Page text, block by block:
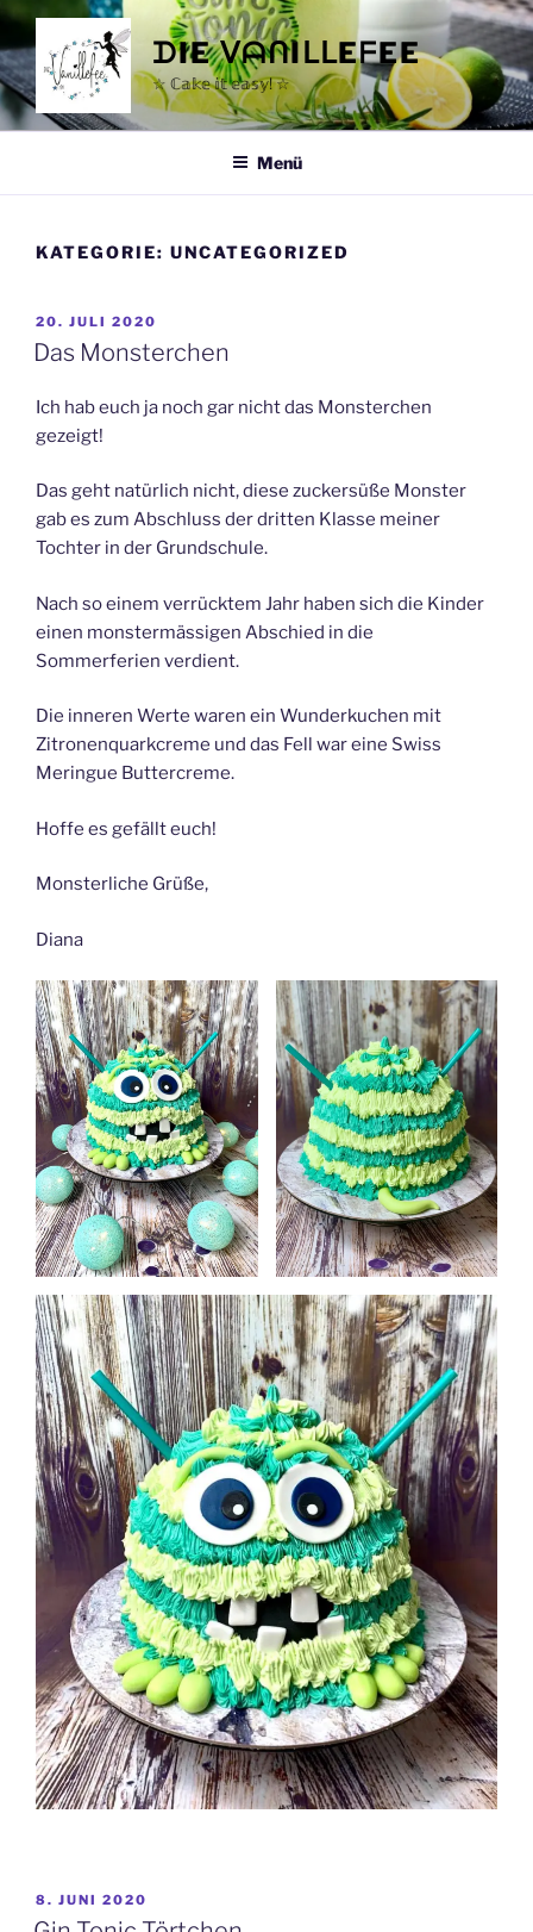
Zum
Inhalt
springen
ᗪIE ᐯᗩᑎIᒪᒪEᖴEE
☆ ℂ𝕒𝕜𝕖 𝕚𝕥 𝕖𝕒𝕤𝕪! ☆
Menü
KATEGORIE: UNCATEGORIZED
VERÖFFENTLICHT
AM
20. JULI 2020
Das Monsterchen
Ich hab euch ja noch gar nicht das Monsterchen
gezeigt!
Das geht natürlich nicht, diese zuckersüße Monster
gab es zum Abschluss der dritten Klasse meiner
Tochter in der Grundschule.
Nach so einem verrücktem Jahr haben sich die Kinder
einen monstermässigen Abschied in die
Sommerferien verdient.
Die inneren Werte waren ein Wunderkuchen mit
Zitronenquarkcreme und das Fell war eine Swiss
Meringue Buttercreme.
Hoffe es gefällt euch!
Monsterliche Grüße,
Diana
VERÖFFENTLICHT
AM
8. JUNI 2020